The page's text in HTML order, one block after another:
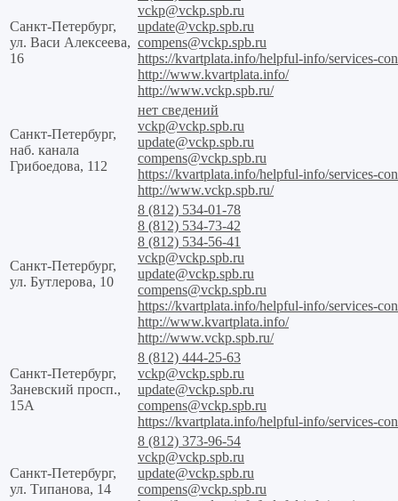
Санкт-Петербург,
ул. Васи Алексеева,
16
vckp@vckp.spb.ru
update@vckp.spb.ru
compens@vckp.spb.ru
https://kvartplata.info/helpful-info/services-
http://www.kvartplata.info/
http://www.vckp.spb.ru/
Санкт-Петербург,
наб. канала
Грибоедова, 112
нет сведений
vckp@vckp.spb.ru
update@vckp.spb.ru
compens@vckp.spb.ru
https://kvartplata.info/helpful-info/services-
http://www.vckp.spb.ru/
Санкт-Петербург,
ул. Бутлерова, 10
8 (812) 534-01-78
8 (812) 534-73-42
8 (812) 534-56-41
vckp@vckp.spb.ru
update@vckp.spb.ru
compens@vckp.spb.ru
https://kvartplata.info/helpful-info/services-
http://www.kvartplata.info/
http://www.vckp.spb.ru/
Санкт-Петербург,
Заневский просп.,
15А
8 (812) 444-25-63
vckp@vckp.spb.ru
update@vckp.spb.ru
compens@vckp.spb.ru
https://kvartplata.info/helpful-info/services-
Санкт-Петербург,
ул. Типанова, 14
8 (812) 373-96-54
vckp@vckp.spb.ru
update@vckp.spb.ru
compens@vckp.spb.ru